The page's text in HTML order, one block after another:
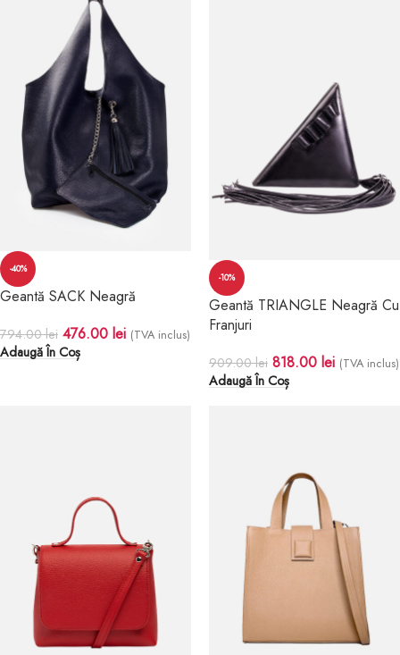
-40%
Geantă SACK Neagră
794.00lei 476.00 lei (TVA inclus)
Adaugă În Coș
-10%
Geantă TRIANGLE Neagră Cu
Franjuri
909.00lei 818.00 lei (TVA inclus)
Adaugă În Coș